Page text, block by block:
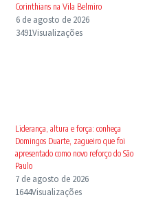
Corinthians na Vila Belmiro
6 de agosto de 2026
3491Visualizações
Liderança, altura e força: conheça
Domingos Duarte, zagueiro que foi
apresentado como novo reforço do São
Paulo
7 de agosto de 2026
1644Visualizações